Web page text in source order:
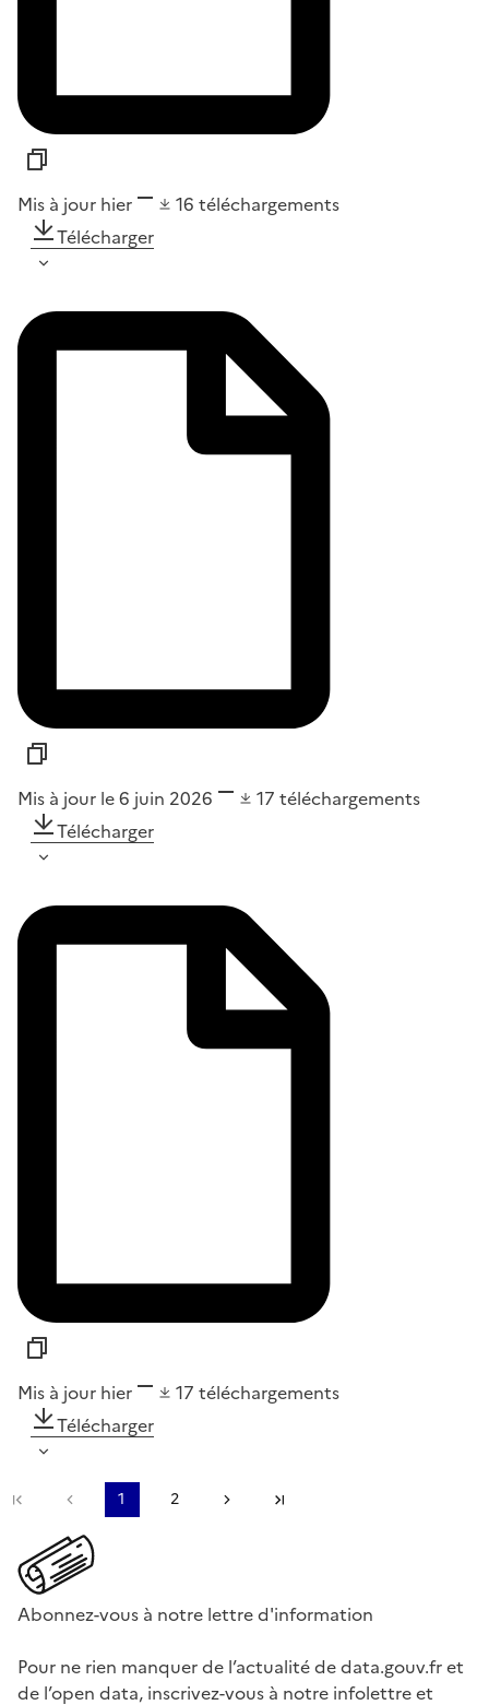
Mis à jour hier 16 téléchargements
Télécharger
Mis à jour le 6 juin 2026 17 téléchargements
Télécharger
Mis à jour hier 17 téléchargements
Télécharger
Première pagePage précédente
1 2 Page suivante
Abonnez-vous à notre lettre d'information
Pour ne rien manquer de l’actualité de data.gouv.fr et
de l’open data, inscrivez-vous à notre infolettre et